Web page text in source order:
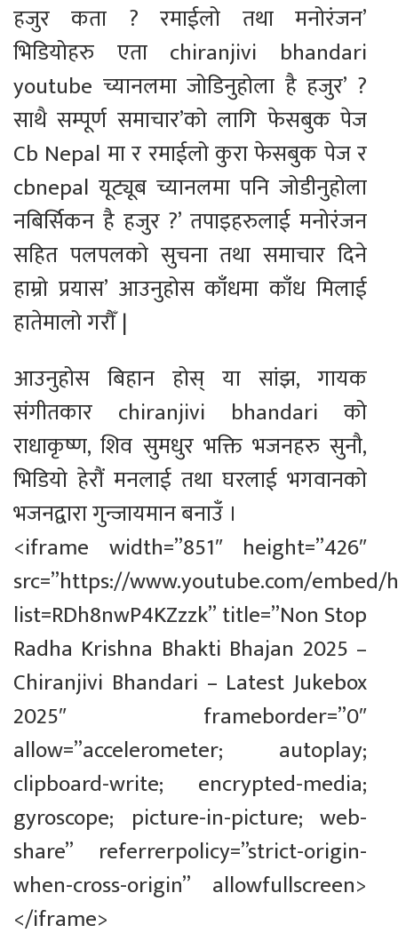
हजुर कता ? रमाईलो तथा मनोरंजन’
भिडियोहरु एता chiranjivi bhandari
youtube च्यानलमा जोडिनुहोला है हजुर’ ?
साथै सम्पूर्ण समाचार’को लागि फेसबुक पेज
Cb Nepal मा र रमाईलो कुरा फेसबुक पेज र
cbnepal यूट्यूब च्यानलमा पनि जोडीनुहोला
नबिर्सिकन है हजुर ?’ तपाइहरुलाई मनोरंजन
सहित पलपलको सुचना तथा समाचार दिने
हाम्रो प्रयास’ आउनुहोस काँधमा काँध मिलाई
हातेमालो गरौँ |
आउनुहोस बिहान होस् या सांझ, गायक
संगीतकार chiranjivi bhandari को
राधाकृष्ण, शिव सुमधुर भक्ति भजनहरु सुनौ,
भिडियो हेरौं मनलाई तथा घरलाई भगवानको
भजनद्वारा गुन्जायमान बनाउँ ।
<iframe width=”851″ height=”426″
src=”https://www.youtube.com/embed/
list=RDh8nwP4KZzzk” title=”Non Stop
Radha Krishna Bhakti Bhajan 2025 –
Chiranjivi Bhandari – Latest Jukebox
2025″ frameborder=”0″
allow=”accelerometer; autoplay;
clipboard-write; encrypted-media;
gyroscope; picture-in-picture; web-
share” referrerpolicy=”strict-origin-
when-cross-origin” allowfullscreen>
</iframe>